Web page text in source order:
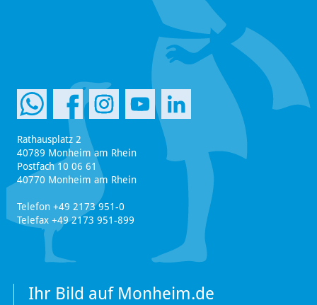
Rathausplatz 2
40789 Monheim am Rhein
Postfach 10 06 61
40770 Monheim am Rhein
Telefon +49 2173 951-0
Telefax +49 2173 951-899
Ihr Bild auf Monheim.de